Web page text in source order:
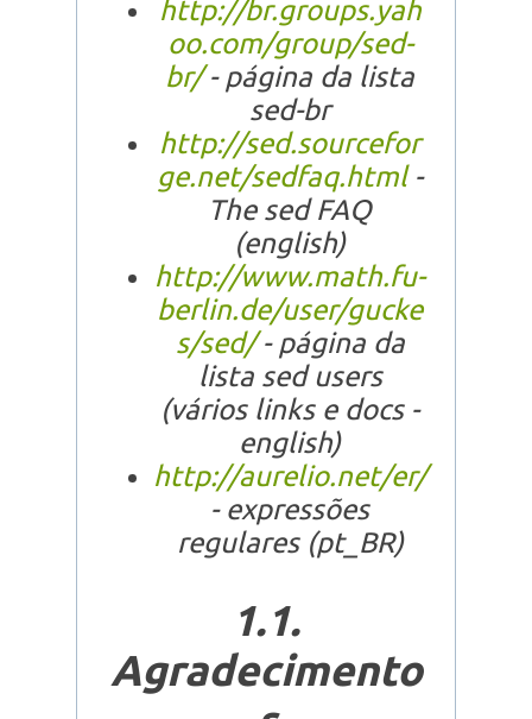
http://br.groups.yah
oo.com/group/sed-
br/- página da lista
sed-br
http://sed.sourcefor
ge.net/sedfaq.html-
The sed FAQ
(english)
http://www.math.fu-
berlin.de/user/gucke
s/sed/- página da
lista sed users
(vários links e docs -
english)
http://aurelio.net/er/
- expressões
regulares (pt_BR)
1.1.
Agradecimento